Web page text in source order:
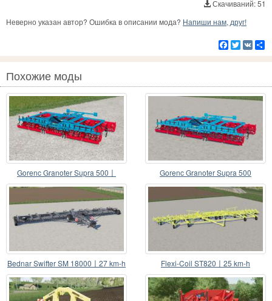
Скачиваний: 51
Неверно указан автор? Ошибка в описании мода? Напиши нам, друг!
Facebook
Twitter
VK
Похожие моды
Gorenc Granoter Supra 500〡
working width 5m
Gorenc Granoter Supra 500
Bednar Swifter SM 18000〡27 km-h
operating speed
Flexi-Coil ST820〡25 km-h
operating speed